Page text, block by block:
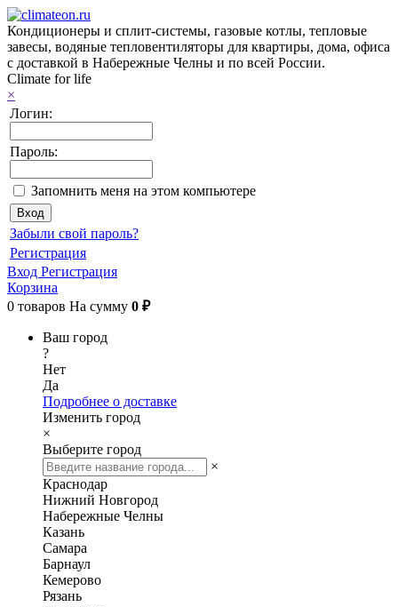
Кондиционеры и сплит-системы, газовые котлы, тепловые
завесы, водяные тепловентиляторы для квартиры, дома, офиса
с доставкой в Набережные Челны и по всей России.
Climate for life
×
Логин:
Пароль:
Запомнить меня на этом компьютере
Забыли свой пароль?
Регистрация
Вход Регистрация
Корзина
0 товаров На сумму 0 ₽
Ваш город
?
Нет
Да
Подробнее о доставке
Изменить город
×
Выберите город
×
Краснодар
Нижний Новгород
Набережные Челны
Казань
Самара
Барнаул
Кемерово
Рязань